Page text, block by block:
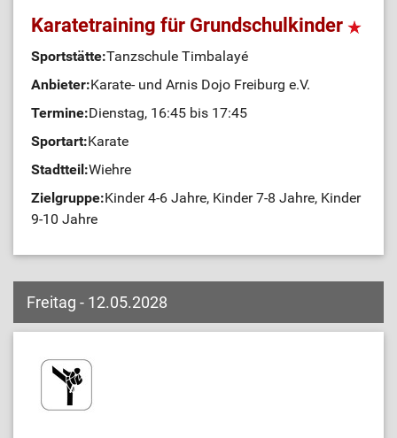
Karatetraining für Grundschulkinder
Sportstätte:Tanzschule Timbalayé
Anbieter:Karate- und Arnis Dojo Freiburg e.V.
Termine:Dienstag, 16:45 bis 17:45
Sportart:Karate
Stadtteil:Wiehre
Zielgruppe:Kinder 4-6 Jahre, Kinder 7-8 Jahre, Kinder
9-10 Jahre
Freitag - 12.05.2028